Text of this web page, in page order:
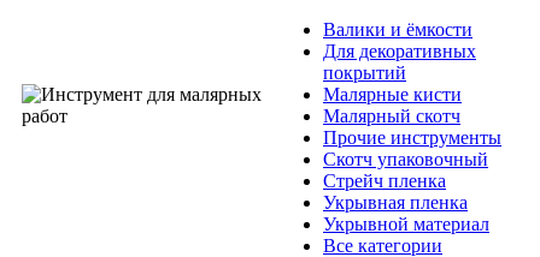
Валики и ёмкости
Для декоративных
покрытий
Малярные кисти
Малярный скотч
Прочие инструменты
Скотч упаковочный
Стрейч пленка
Укрывная пленка
Укрывной материал
Все категории